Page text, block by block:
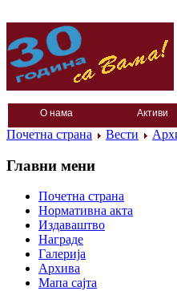
О нама Активи
Почетна страна Вести
Главни мени
Почетна страна
Нормативна акта
Издаваштво
Награде
Галерија
Архива
Мапа сајта